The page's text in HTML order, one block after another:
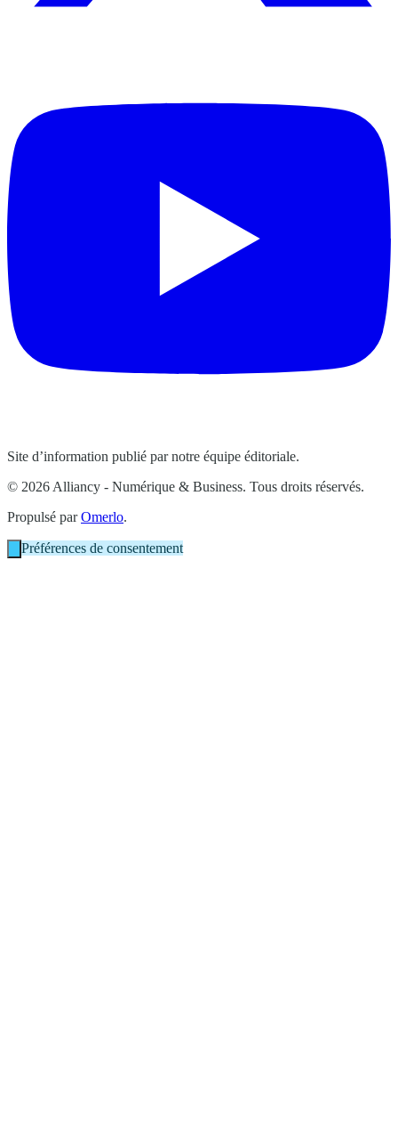
Site d’information publié par notre équipe éditoriale.
© 2026 Alliancy - Numérique & Business. Tous droits réservés.
Propulsé parOmerlo.
Préférences de consentement